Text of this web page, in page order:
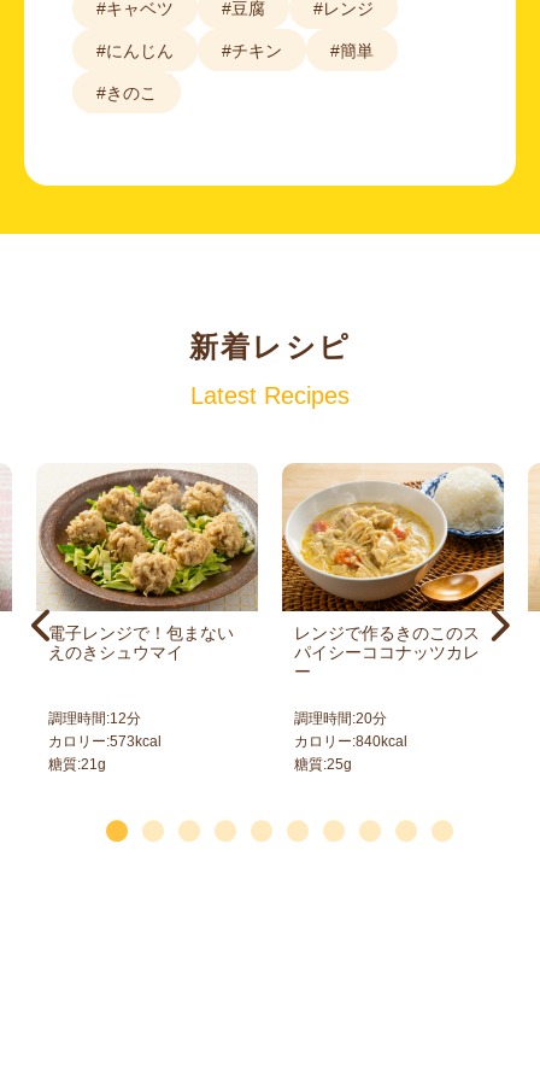
#キャベツ #豆腐 #レンジ
#にんじん #チキン #簡単
#きのこ
新着レシピ
Latest Recipes
電子レンジで！包まない
えのきシュウマイ
調理時間:12分
カロリー:573kcal
糖質:21g
レンジで作るきのこのス
パイシーココナッツカレ
ー
調理時間:20分
カロリー:840kcal
糖質:25g